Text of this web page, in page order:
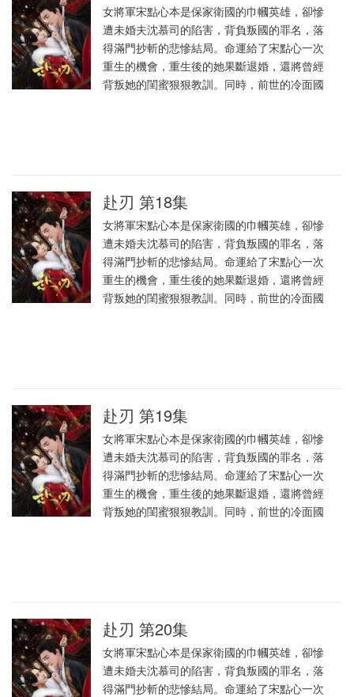
女將軍宋點心本是保家衛國的巾幗英雄，卻慘
遭未婚夫沈慕司的陷害，背負叛國的罪名，落
得滿門抄斬的悲慘結局。命運給了宋點心一次
重生的機會，重生後的她果斷退婚，還將曾經
背叛她的閨蜜狠狠教訓。同時，前世的冷面國
赴刃 第18集
女將軍宋點心本是保家衛國的巾幗英雄，卻慘
遭未婚夫沈慕司的陷害，背負叛國的罪名，落
得滿門抄斬的悲慘結局。命運給了宋點心一次
重生的機會，重生後的她果斷退婚，還將曾經
背叛她的閨蜜狠狠教訓。同時，前世的冷面國
赴刃 第19集
女將軍宋點心本是保家衛國的巾幗英雄，卻慘
遭未婚夫沈慕司的陷害，背負叛國的罪名，落
得滿門抄斬的悲慘結局。命運給了宋點心一次
重生的機會，重生後的她果斷退婚，還將曾經
背叛她的閨蜜狠狠教訓。同時，前世的冷面國
赴刃 第20集
女將軍宋點心本是保家衛國的巾幗英雄，卻慘
遭未婚夫沈慕司的陷害，背負叛國的罪名，落
得滿門抄斬的悲慘結局。命運給了宋點心一次